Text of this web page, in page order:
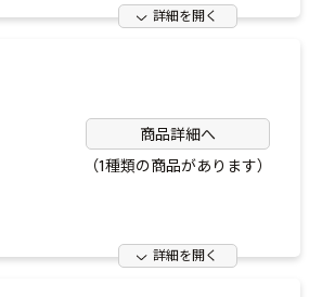
詳細を開く
商品詳細へ
（1種類の商品があります）
詳細を開く